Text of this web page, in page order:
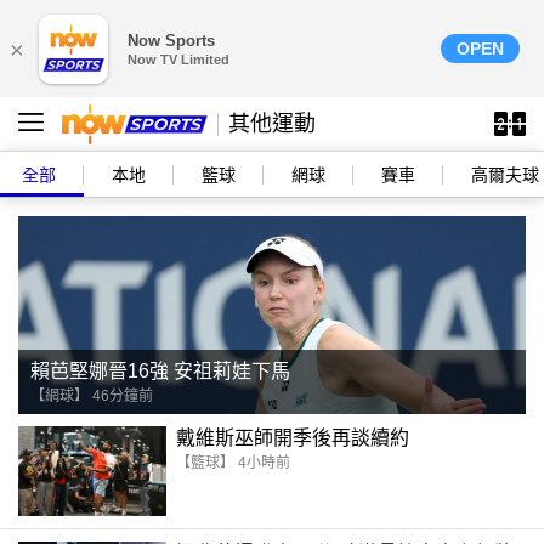
× Now Sports
Now TV Limited
OPEN
其他運動
全部 本地 籃球 網球 賽車 高爾夫球
賴芭堅娜晉16強 安祖莉娃下馬
【網球】 46分鐘前
戴維斯巫師開季後再談續約
【籃球】 4小時前